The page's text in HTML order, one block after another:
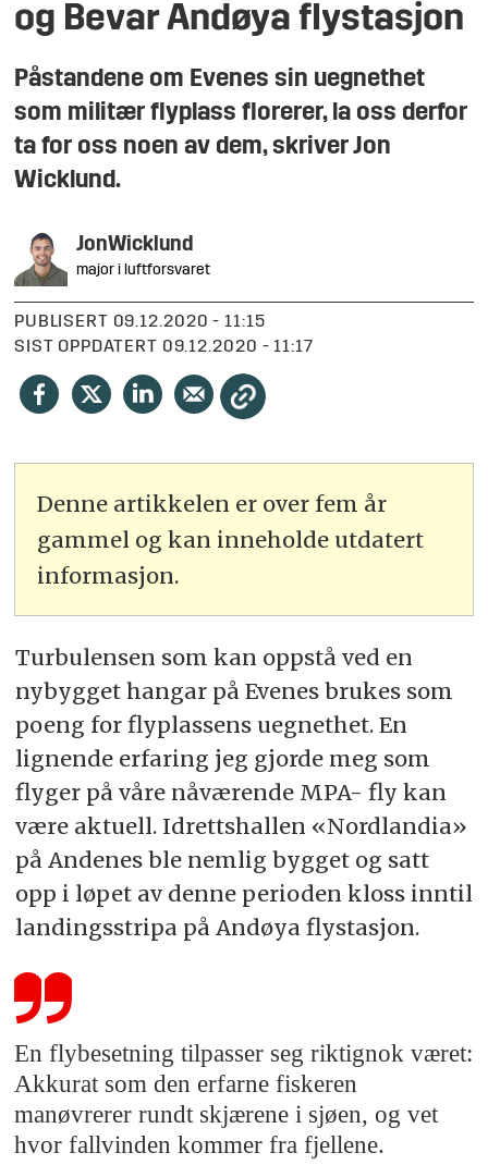
og Bevar Andøya flystasjon
Påstandene om Evenes sin uegnethet
som militær flyplass florerer, la oss derfor
ta for oss noen av dem, skriver Jon
Wicklund.
JonWicklund
major i luftforsvaret
PUBLISERT
09.12.2020 - 11:15
SIST OPPDATERT
09.12.2020 - 11:17
Denne artikkelen er over fem år
gammel og kan inneholde utdatert
informasjon.
Turbulensen som kan oppstå ved en
nybygget hangar på Evenes brukes som
poeng for flyplassens uegnethet. En
lignende erfaring jeg gjorde meg som
flyger på våre nåværende MPA- fly kan
være aktuell. Idrettshallen «Nordlandia»
på Andenes ble nemlig bygget og satt
opp i løpet av denne perioden kloss inntil
landingsstripa på Andøya flystasjon.
En flybesetning tilpasser seg riktignok været:
Akkurat som den erfarne fiskeren
manøvrerer rundt skjærene i sjøen, og vet
hvor fallvinden kommer fra fjellene.